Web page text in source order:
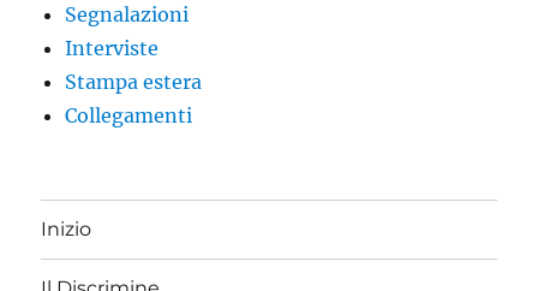
Segnalazioni
Interviste
Stampa estera
Collegamenti
Inizio